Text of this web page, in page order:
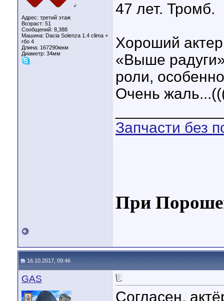
♂
Адрес: третий этаж
Возраст: 51
Сообщений: 8,388
Машина: Dacia Solenza 1.4 clima +
гбо 4
Длина: 167290мкм
Диаметр: 34мм
47 лет. Тромб.
Хороший
«Выше
роли,
Очень
Запчасти без
При
16.10.2017, 09:46
GAS
Согласен,